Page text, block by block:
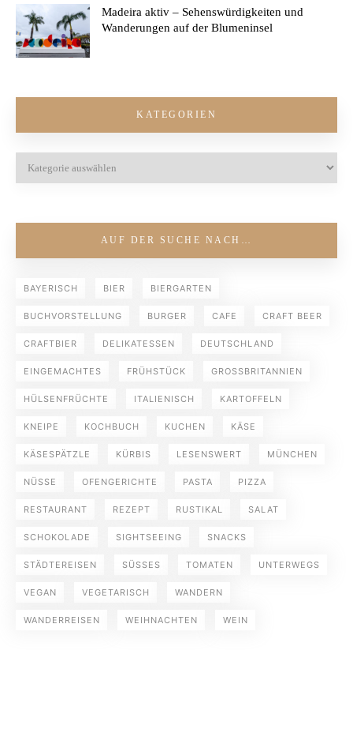
Madeira aktiv – Sehenswürdigkeiten und
Wanderungen auf der Blumeninsel
KATEGORIEN
AUF DER SUCHE NACH…
BAYERISCH BIER BIERGARTEN
BUCHVORSTELLUNG BURGER CAFE CRAFT BEER
CRAFTBIER DELIKATESSEN DEUTSCHLAND
EINGEMACHTES FRÜHSTÜCK GROSSBRITANNIEN
HÜLSENFRÜCHTE ITALIENISCH KARTOFFELN
KNEIPE KOCHBUCH KUCHEN KÄSE
KÄSESPÄTZLE KÜRBIS LESENSWERT MÜNCHEN
NÜSSE OFENGERICHTE PASTA PIZZA
RESTAURANT REZEPT RUSTIKAL SALAT
SCHOKOLADE SIGHTSEEING SNACKS
STÄDTEREISEN SÜSSES TOMATEN UNTERWEGS
VEGAN VEGETARISCH WANDERN
WANDERREISEN WEIHNACHTEN WEIN